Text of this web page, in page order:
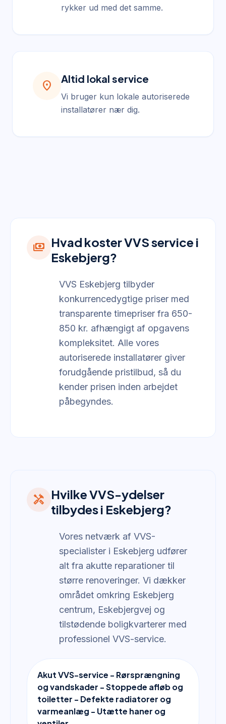
rykker ud med det samme.
location_on
Altid lokal service
Vi bruger kun lokale autoriserede
installatører nær dig.
payments Hvad koster VVS service i
Eskebjerg?
VVS Eskebjerg tilbyder
konkurrencedygtige priser med
transparente timepriser fra 650-
850 kr. afhængigt af opgavens
kompleksitet. Alle vores
autoriserede installatører giver
forudgående pristilbud, så du
kender prisen inden arbejdet
påbegyndes.
handyman Hvilke VVS-ydelser
tilbydes i Eskebjerg?
Vores netværk af VVS-
specialister i Eskebjerg udfører
alt fra akutte reparationer til
større renoveringer. Vi dækker
området omkring Eskebjerg
centrum, Eskebjergvej og
tilstødende boligkvarterer med
professionel VVS-service.
Akut VVS-service - Rørsprængning
og vandskader - Stoppede afløb og
toiletter - Defekte radiatorer og
varmeanlæg - Utætte haner og